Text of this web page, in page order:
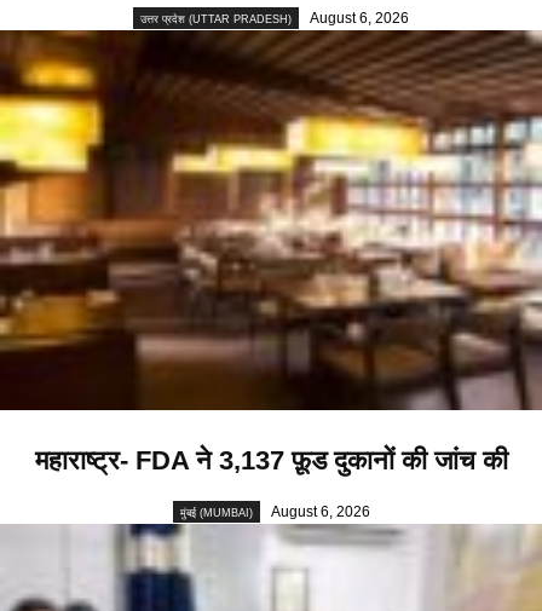
उत्तर प्रदेश (UTTAR PRADESH) August 6, 2026
महाराष्ट्र- FDA ने 3,137 फ़ूड दुकानों की जांच की
मुंबई (MUMBAI) August 6, 2026